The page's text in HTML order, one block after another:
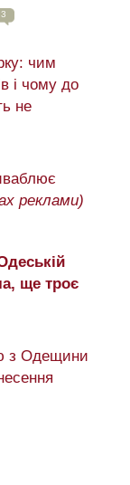
3
чим
і чому до
не
реклами)
ще троє
з Одещини